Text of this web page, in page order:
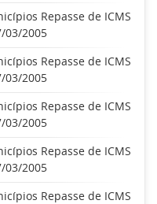
Repasse de ICMS
03/2005
Repasse de ICMS
03/2005
Repasse de ICMS
03/2005
Repasse de ICMS
03/2005
Repasse de ICMS